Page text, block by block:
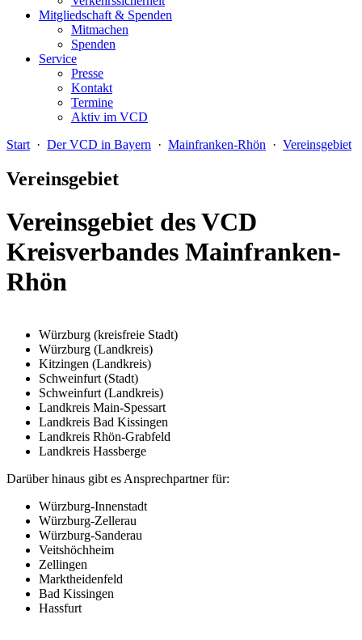
Mitgliedschaft & Spenden
Mitmachen
Spenden
Service
Presse
Kontakt
Termine
Aktiv im VCD
Start · Der VCD in Bayern · Mainfranken-Rhön · Vereinsgebiet
Vereinsgebiet
Vereinsgebiet des VCD
Kreisverbandes Mainfranken-
Rhön
Würzburg (kreisfreie Stadt)
Würzburg (Landkreis)
Kitzingen (Landkreis)
Schweinfurt (Stadt)
Schweinfurt (Landkreis)
Landkreis Main-Spessart
Landkreis Bad Kissingen
Landkreis Rhön-Grabfeld
Landkreis Hassberge
Darüber hinaus gibt es Ansprechpartner für:
Würzburg-Innenstadt
Würzburg-Zellerau
Würzburg-Sanderau
Veitshöchheim
Zellingen
Marktheidenfeld
Bad Kissingen
Hassfurt